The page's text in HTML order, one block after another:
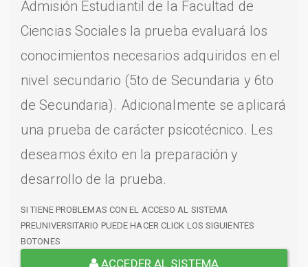
Admisión Estudiantil de la Facultad de
Ciencias Sociales la prueba evaluará los
conocimientos necesarios adquiridos en el
nivel secundario (5to de Secundaria y 6to
de Secundaria). Adicionalmente se aplicará
una prueba de carácter psicotécnico. Les
deseamos éxito en la preparación y
desarrollo de la prueba.
SI TIENE PROBLEMAS CON EL ACCESO AL SISTEMA
PREUNIVERSITARIO PUEDE HACER CLICK LOS SIGUIENTES
BOTONES
ACCEDER AL SISTEMA